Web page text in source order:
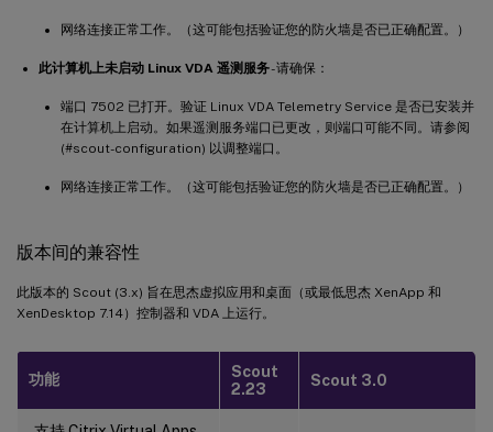
网络连接正常工作。（这可能包括验证您的防火墙是否已正确配置。）
此计算机上未启动 Linux VDA 遥测服务- 请确保：
端口 7502 已打开。验证 Linux VDA Telemetry Service 是否已安装并
在计算机上启动。如果遥测服务端口已更改，则端口可能不同。请参阅
(#scout-configuration) 以调整端口。
网络连接正常工作。（这可能包括验证您的防火墙是否已正确配置。）
版本间的兼容性
此版本的 Scout (3.x) 旨在思杰虚拟应用和桌面（或最低思杰 XenApp 和
XenDesktop 7.14）控制器和 VDA 上运行。
功能
Scout
2.23
Scout 3.0